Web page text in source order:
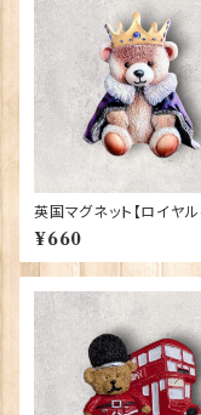
英国マグネット【ロイヤル
lgate Products 90030
13）
¥660